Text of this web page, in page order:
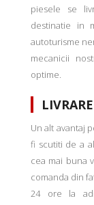
piesele se
destinatie in
autoturisme
mecanicii
optime.
LIVRARE
Un alt avantaj
fi scutiti de a
cea mai buna
comanda din
24 ore la